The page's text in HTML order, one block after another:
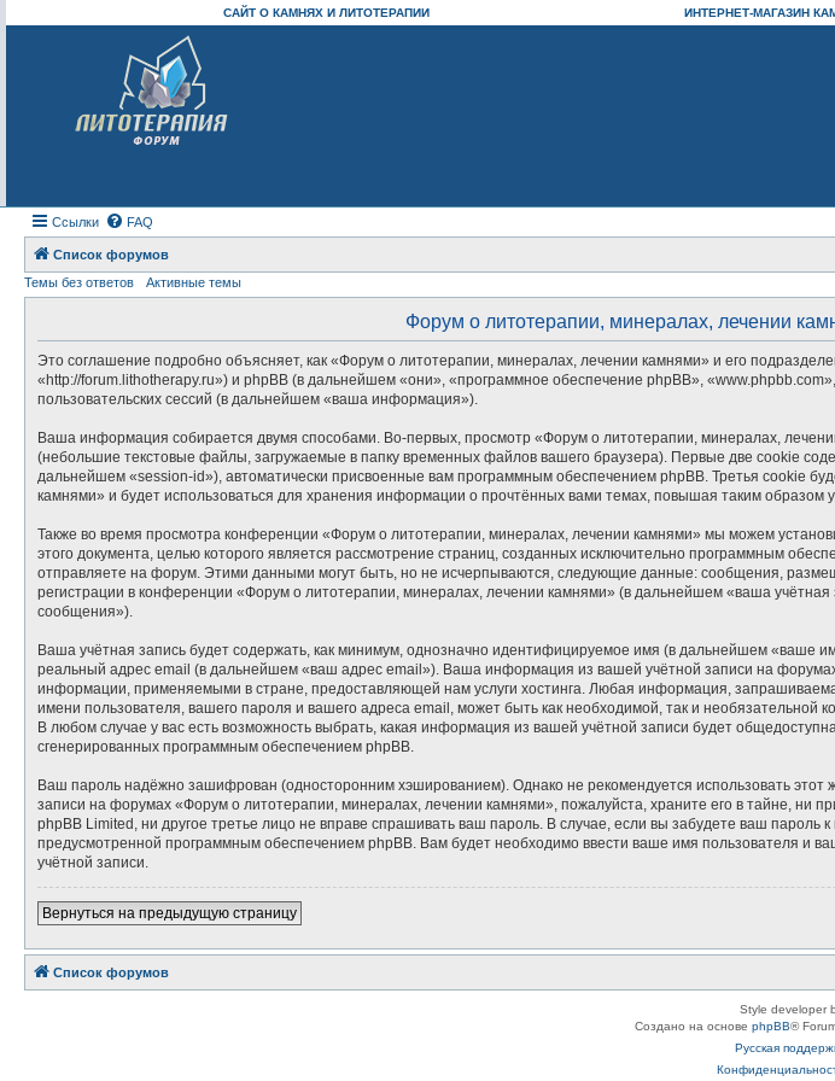
САЙТ О КАМНЯХ И ЛИТОТЕРАПИИ ИНТЕРНЕТ-МАГАЗИН
Ссылки FAQ
Список форумов
Темы без ответов
Активные темы
Форум о литотерапии, минералах, лечении
Это соглашение подробно объясняет, как «Форум о литотерапии, минералах, лечении камнями» и его
«http://forum.lithotherapy.ru») и phpBB (в дальнейшем «они», «программное обеспечение phpBB»,
пользовательских сессий (в дальнейшем «ваша информация»).
Ваша информация собирается двумя способами. Во-первых, просмотр «Форум о литотерапии, минералах,
(небольшие текстовые файлы, загружаемые в папку временных файлов вашего браузера). Первые две cookie
дальнейшем «session-id»), автоматически присвоенные вам программным обеспечением phpBB. Третья cookie
камнями» и будет использоваться для хранения информации о прочтённых вами темах, повышая таким образом
Также во время просмотра конференции «Форум о литотерапии, минералах, лечении камнями» мы можем
этого документа, целью которого является рассмотрение страниц, созданных исключительно программным
отправляете на форум. Этими данными могут быть, но не исчерпываются, следующие данные: сообщения,
регистрации в конференции «Форум о литотерапии, минералах, лечении камнями» (в дальнейшем «ваша
сообщения»).
Ваша учётная запись будет содержать, как минимум, однозначно идентифицируемое имя (в дальнейшем «ваше
реальный адрес email (в дальнейшем «ваш адрес email»). Ваша информация из вашей учётной записи на
информации, применяемыми в стране, предоставляющей нам услуги хостинга. Любая информация,
имени пользователя, вашего пароля и вашего адреса email, может быть как необходимой, так и
В любом случае у вас есть возможность выбрать, какая информация из вашей учётной записи будет
сгенерированных программным обеспечением phpBB.
Ваш пароль надёжно зашифрован (односторонним хэшированием). Однако не рекомендуется использовать этот
записи на форумах «Форум о литотерапии, минералах, лечении камнями», пожалуйста, храните его в тайне, ни
phpBB Limited, ни другое третье лицо не вправе спрашивать ваш пароль. В случае, если вы забудете ваш
предусмотренной программным обеспечением phpBB. Вам будет необходимо ввести ваше имя пользователя и
учётной записи.
Вернуться на предыдущую страницу
Список форумов
Style developer
Создано на основе phpBB®
Русская